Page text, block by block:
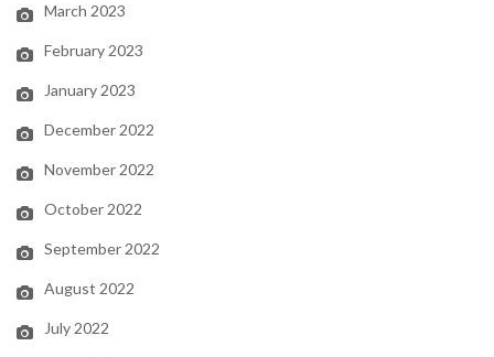
March 2023
February 2023
January 2023
December 2022
November 2022
October 2022
September 2022
August 2022
July 2022